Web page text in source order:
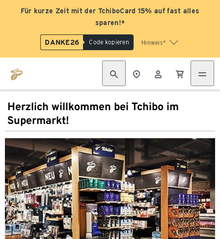
Für kurze Zeit mit der TchiboCard 15% auf fast alles
sparen!*
DANKE26 Code kopieren Hinweis*
Herzlich willkommen bei Tchibo im
Supermarkt!